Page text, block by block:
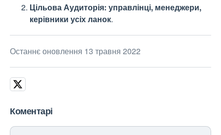
Цільова Аудиторія: управлінці, менеджери,
керівники усіх ланок.
Останнє оновлення 13 травня 2022
Коментарі